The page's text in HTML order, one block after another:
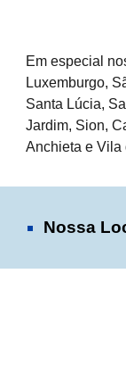
Em especial
Luxemburgo,
Santa Lúcia,
Jardim, Sion,
Anchieta e Vila
Nossa